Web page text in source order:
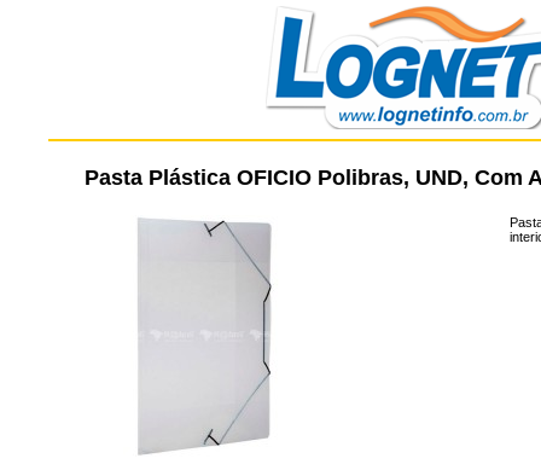
Pasta Plástica OFICIO Polibras, UND, Com